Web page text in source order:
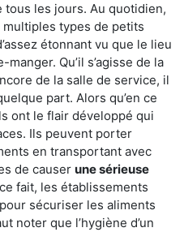
tous les jours. Au quotidien,
types de petits
étonnant vu que le lieu
Qu’il s’agisse de la
de la salle de service, il
part. Alors qu’en ce
ont le flair développé qui
Ils peuvent porter
en transportant avec
de causer une sérieuse
fait, les établissements
sécuriser les aliments
noter que l’hygiène d’un